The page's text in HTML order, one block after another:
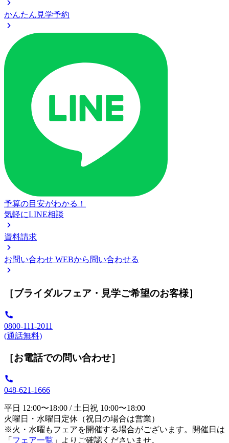
かんたん見学予約
予算の目安がわかる！
気軽にLINE相談
資料請求
お問い合わせ WEBから問い合わせる
［ブライダルフェア・見学ご希望のお客様］
0800-111-2011
(通話無料)
［お電話での問い合わせ］
048-621-1666
平日 12:00〜18:00 / 土日祝 10:00〜18:00
火曜日・水曜日定休（祝日の場合は営業）
※火・水曜もフェアを開催する場合がございます。開催日は
「 フェア一覧 」よりご確認くださいませ。